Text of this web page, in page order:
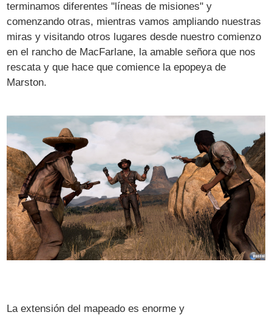
terminamos diferentes "líneas de misiones" y
comenzando otras, mientras vamos ampliando nuestras
miras y visitando otros lugares desde nuestro comienzo
en el rancho de MacFarlane, la amable señora que nos
rescata y que hace que comience la epopeya de
Marston.
La extensión del mapeado es enorme y